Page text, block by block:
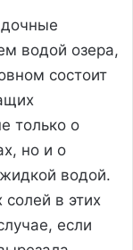
водой озера,
состоит
только о
но и о
водой.
солей в этих
если